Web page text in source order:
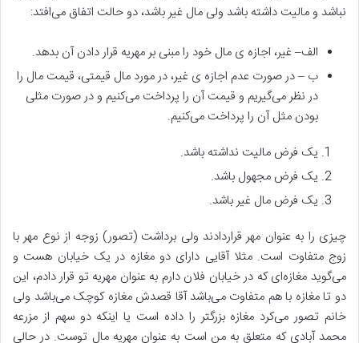
نباشد و مالیت داشته باشد ولی مال غیر باشد، دو حالت اتفاق می‌افتد:
الف– غیر، اجازه ی مال خود را مبنی بر مهریه قرار دادن آن بدهد.
ب – در صورت عدم اجازه ی غیر، در مورد مال قیمتی، قیمت مال را
در نظر می‌گیریم و قیمت آن را پرداخت می‌کنیم و در صورت مثلی
بودن مثل آن را پرداخت می‌کنیم.
یک فرض مالیت نداشته باشد.
یک فرض مجهول باشد.
یک فرض مال غیر باشد.
چیزی را به عنوان مهر قراردادند ولی برداشت (تصور) زوجه از نوع مهر با
زوج متفاوت است. مثلا آقایی دارای دو مغازه در یک خیابان هست و
می‌گوید مغازه‌ای که در خیابان فلان دارم به عنوان مهریه تو قرار دادم، این
دو تا مغازه با هم متفاوت می‌باشد آقا قصدش مغازه کوچک می‌باشد ولی
خانم تصور می‌کرد مغازه بزرگتر را داده است یا اینکه دو سهم از مزرعه
محمد آبادی که متعلق به من است به عنوان مهریه مال توست. در حالی